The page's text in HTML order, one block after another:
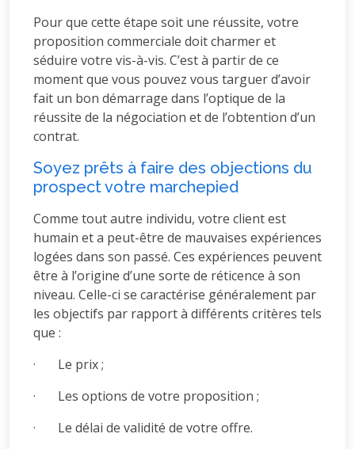
Pour que cette étape soit une réussite, votre
proposition commerciale doit charmer et
séduire votre vis-à-vis. C’est à partir de ce
moment que vous pouvez vous targuer d’avoir
fait un bon démarrage dans l’optique de la
réussite de la négociation et de l’obtention d’un
contrat.
Soyez prêts à faire des objections du
prospect votre marchepied
Comme tout autre individu, votre client est
humain et a peut-être de mauvaises expériences
logées dans son passé. Ces expériences peuvent
être à l’origine d’une sorte de réticence à son
niveau. Celle-ci se caractérise généralement par
les objectifs par rapport à différents critères tels
que :
· Le prix ;
· Les options de votre proposition ;
· Le délai de validité de votre offre.